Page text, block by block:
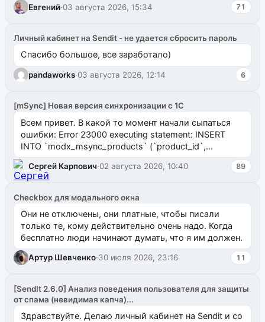
Евгений·03 августа 2026, 15:34 71
Личный кабинет на Sendit - не удается сбросить пароль
Спасибо большое, все заработало)
pandaworks·03 августа 2026, 12:14 6
[mSync] Новая версия синхронизации с 1С
Всем привет. В какой то момент начали сыпаться
ошибки: Error 23000 executing statement: INSERT
INTO `modx_msync_products` (`product_id`,
`uuid_1c`) VALUES ...
Сергей Карпович·02 августа 2026, 10:40 89
Checkbox для модального окна
Они не отключены, они платные, чтобы писали
только те, кому действительно очень надо. Когда
бесплатно люди начинают думать, что я им должен.
Артур Шевченко·30 июля 2026, 23:16 11
[SendIt 2.6.0] Анализ поведения пользователя для защиты
от спама (невидимая капча)...
Здравствуйте. Делаю личный кабинет на Sendit и со